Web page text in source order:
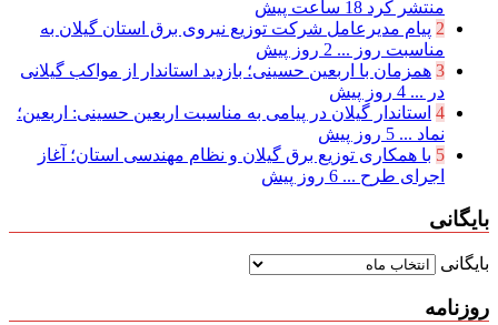
منتشر کرد 18 ساعت پیش
2 پیام مدیرعامل شركت توزیع نیروی برق استان گیلان به
مناسبت روز ... 2 روز پیش
3 همزمان با اربعین حسینی؛ بازدید استاندار از مواکب گیلانی
در ... 4 روز پیش
4 استاندار گیلان در پیامی به مناسبت اربعین حسینی: اربعین؛
نماد ... 5 روز پیش
5 با همکاری توزیع برق گیلان و نظام مهندسی استان؛ آغاز
اجرای طرح ... 6 روز پیش
بایگانی
بایگانی
روزنامه